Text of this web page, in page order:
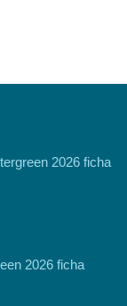
2026 ficha
2026 ficha